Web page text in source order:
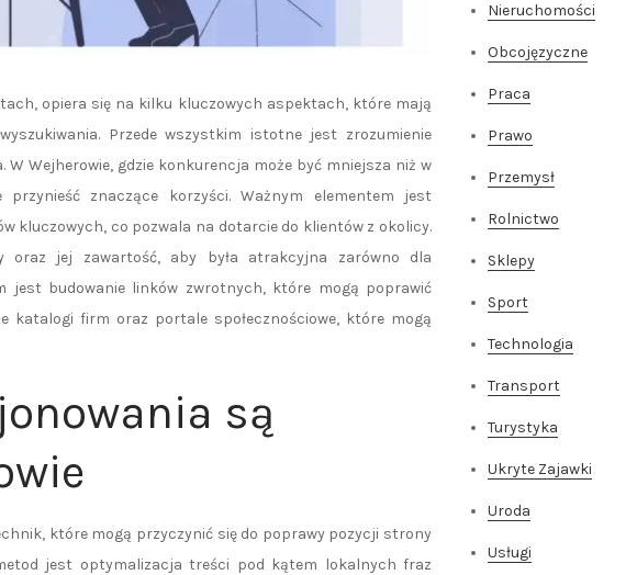
opiera się na kilku kluczowych aspektach, które mają
Przede wszystkim istotne jest zrozumienie
Wejherowie, gdzie konkurencja może być mniejsza niż w
znaczące korzyści. Ważnym elementem jest
kluczowych, co pozwala na dotarcie do klientów z okolicy.
oraz jej zawartość, aby była atrakcyjna zarówno dla
jest budowanie linków zwrotnych, które mogą poprawić
firm oraz portale społecznościowe, które mogą
są
które mogą przyczynić się do poprawy pozycji strony
jest optymalizacja treści pod kątem lokalnych fraz
Nieruchomości
Obcojęzyczne
Praca
Prawo
Przemysł
Rolnictwo
Sklepy
Sport
Technologia
Transport
Turystyka
Ukryte Zajawki
Uroda
Usługi